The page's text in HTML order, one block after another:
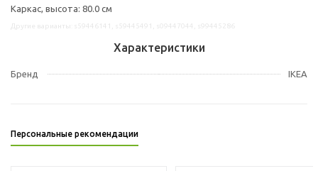
Каркас, высота: 80.0 см
Характеристики
Бренд IKEA
Персональные рекомендации